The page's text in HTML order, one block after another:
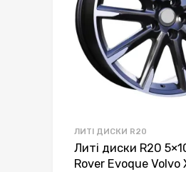
ЛИТІ ДИСКИ R20
Литі диски R20
Rover Evoque Volvo